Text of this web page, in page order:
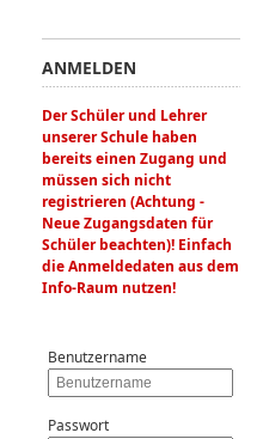
ANMELDEN
Der Schüler und Lehrer
unserer Schule haben
bereits einen Zugang und
müssen sich nicht
registrieren (Achtung -
Neue Zugangsdaten für
Schüler beachten)! Einfach
die Anmeldedaten aus dem
Info-Raum nutzen!
Benutzername
Passwort